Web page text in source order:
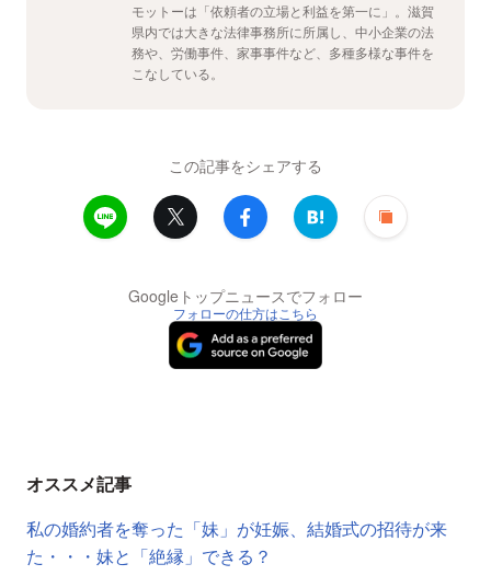
モットーは「依頼者の立場と利益を第一に」。滋賀
県内では大きな法律事務所に所属し、中小企業の法
務や、労働事件、家事事件など、多種多様な事件を
こなしている。
この記事をシェアする
Googleトップニュースでフォロー
フォローの仕方はこちら
オススメ記事
私の婚約者を奪った「妹」が妊娠、結婚式の招待が来
た・・・妹と「絶縁」できる？